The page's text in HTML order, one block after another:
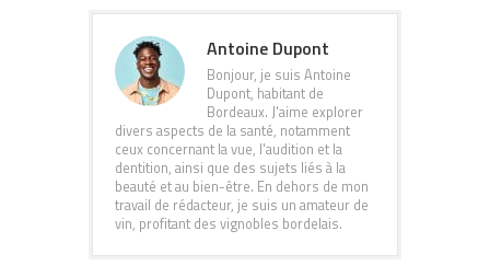
Antoine Dupont
Bonjour, je suis Antoine
Dupont, habitant de
Bordeaux. J'aime explorer
divers aspects de la santé, notamment
ceux concernant la vue, l'audition et la
dentition, ainsi que des sujets liés à la
beauté et au bien-être. En dehors de mon
travail de rédacteur, je suis un amateur de
vin, profitant des vignobles bordelais.